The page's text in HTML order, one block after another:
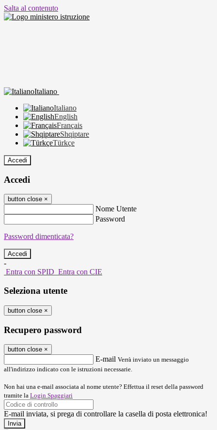
Salta al contenuto
Italiano
Italiano
English
Français
Shqiptare
Türkçe
Accedi
Accedi
button close ×
Nome Utente
Password
Password dimenticata?
-
Entra con SPID Entra con CIE
Seleziona utente
button close ×
Recupero password
button close ×
E-mail Verrà inviato un messaggio
all'indirizzo indicato con le istruzioni necessarie.
Non hai una e-mail associata al nome utente? Effettua il reset della password
tramite la Login Spaggiari
E-mail inviata, si prega di controllare la casella di posta elettronica!